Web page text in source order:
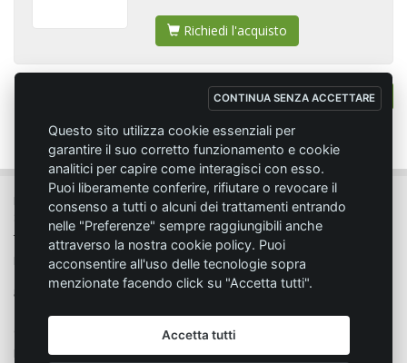
Richiedi l'acquisto
CONTINUA SENZA ACCETTARE
Questo sito utilizza cookie essenziali per
garantire il suo corretto funzionamento e cookie
analitici per capire come interagisci con esso.
Puoi liberamente conferire, rifiutare o revocare il
consenso a tutti o alcuni dei trattamenti entrando
nelle "Preferenze" sempre raggiungibili anche
attraverso la nostra cookie policy. Puoi
acconsentire all'uso delle tecnologie sopra
menzionate facendo click su "Accetta tutti".
Accetta tutti
MC SPORT MARKET LODI - Via del Lavoro, 14 - 26817 SAN MARTINO IN
STRADA (LO)
Tel. 0371.432774 - Fax 0371.432775 - Email:info@emmecisport.com
P.IVA 06749350150 - Iscriz. Trib. Lodi n° 4287 - C.C.I.A.A. n° 1122943
Modalità d'acquisto
Privacy
Cookie policy